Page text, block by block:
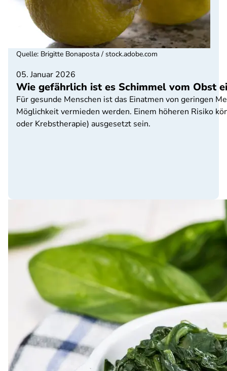
05. Januar 2026
Wie gefährlich ist es Schimmel vom Obst
Für gesunde Menschen ist das Einatmen von geringen
Möglichkeit vermieden werden. Einem höheren Risiko
oder Krebstherapie) ausgesetzt sein.
Quelle: Brigitte Bonaposta / stock.adobe.com